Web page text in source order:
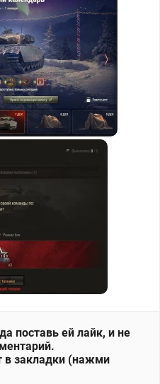
поставь ей лайк, и не
в закладки (нажми